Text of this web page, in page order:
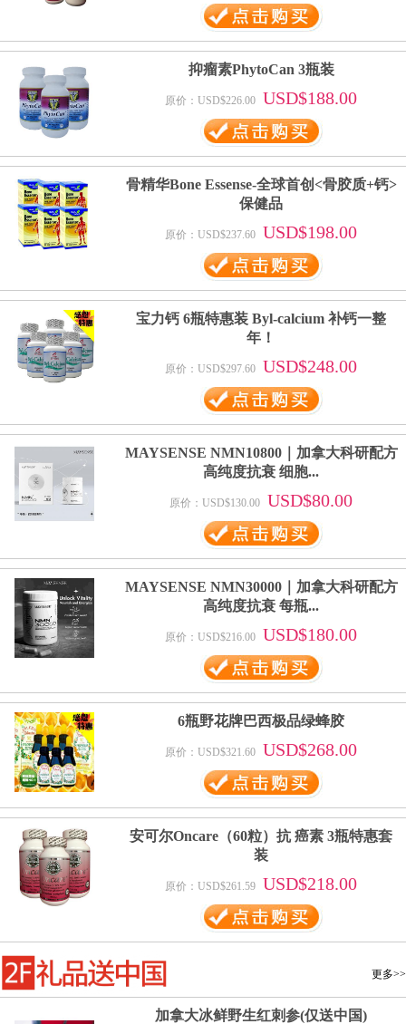
抑瘤素PhytoCan 3瓶装
原价：USD$226.00 USD$188.00
骨精华Bone Essense-全球首创<骨胶质+钙>
保健品
原价：USD$237.60 USD$198.00
宝力钙 6瓶特惠装 Byl-calcium 补钙一整
年！
原价：USD$297.60 USD$248.00
MAYSENSE NMN10800｜加拿大科研配方
高纯度抗衰 细胞...
原价：USD$130.00 USD$80.00
MAYSENSE NMN30000｜加拿大科研配方
高纯度抗衰 每瓶...
原价：USD$216.00 USD$180.00
6瓶野花牌巴西极品绿蜂胶
原价：USD$321.60 USD$268.00
安可尔Oncare（60粒）抗 癌素 3瓶特惠套
装
原价：USD$261.59 USD$218.00
更多>>
加拿大冰鲜野生红刺参(仅送中国)